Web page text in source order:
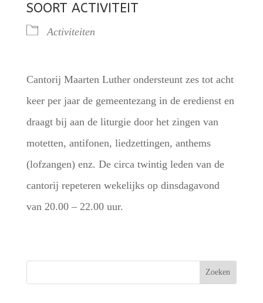
SOORT ACTIVITEIT
Activiteiten
Cantorij Maarten Luther ondersteunt zes tot acht
keer per jaar de gemeentezang in de eredienst en
draagt bij aan de liturgie door het zingen van
motetten, antifonen, liedzettingen, anthems
(lofzangen) enz. De circa twintig leden van de
cantorij repeteren wekelijks op dinsdagavond
van 20.00 – 22.00 uur.